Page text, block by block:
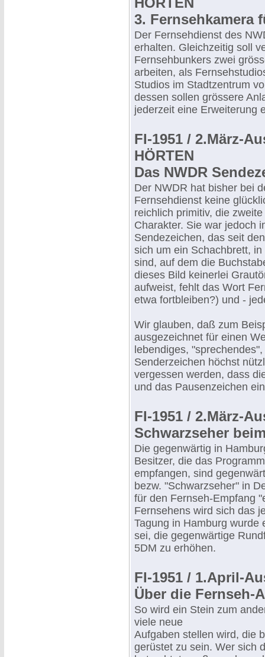
3. Fernsehkamera
Der Fernsehdienst des
erhalten. Gleichzeitig soll
Fernsehbunkers zwei
arbeiten, als
Studios im Stadtzentrum
dessen sollen grössere
jederzeit eine Erweiterung
FI-1951 / 2.März-
HÖRTEN
Das NWDR
Der NWDR hat bisher bei
Fernsehdienst keine
reichlich primitiv, die
Charakter. Sie war jedoch
Sendezeichen, das seit
sich um ein Schachbrett,
sind, auf dem die
dieses Bild keinerlei
aufweist, fehlt das Wort
etwa fortbleiben?) und -
Wir glauben, daß zum
ausgezeichnet für einen
lebendiges,
Senderzeichen höchst
vergessen werden, dass
und das Pausenzeichen
FI-1951 / 2.März-
Schwarzseher
Die gegenwärtig in
Besitzer, die das
empfangen, sind
bezw. "Schwarzseher" in
für den Fernseh-Empfang
Fernsehens wird sich das
Tagung in Hamburg wurde
sei, die gegenwärtige
5DM zu erhöhen.
FI-1951 / 1.April-
Über die Fernseh-
So wird ein Stein zum
viele neue
Aufgaben stellen wird, die
gerüstet zu sein. Wer sich